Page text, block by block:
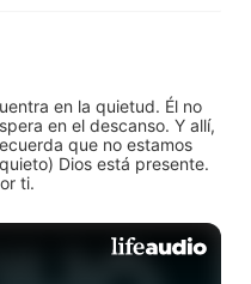
en la quietud. Él no
en el descanso. Y allí,
que no estamos
Dios está presente.
ti.